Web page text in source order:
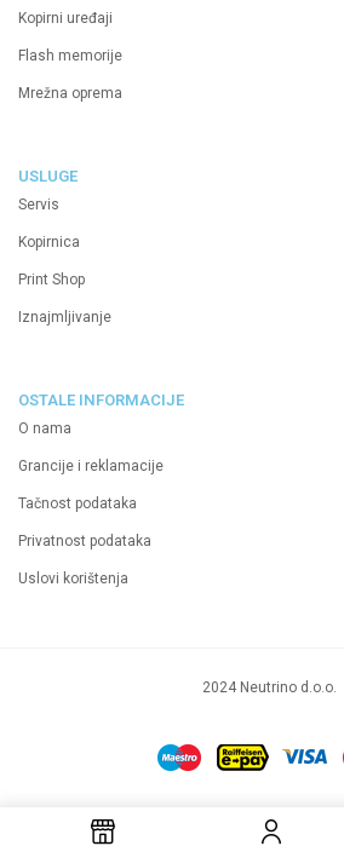
Kopirni uređaji
Flash memorije
Mrežna oprema
USLUGE
Servis
Kopirnica
Print Shop
Iznajmljivanje
OSTALE INFORMACIJE
O nama
Grancije i reklamacije
Tačnost podataka
Privatnost podataka
Uslovi korištenja
2024 Neutrino d.o.o.